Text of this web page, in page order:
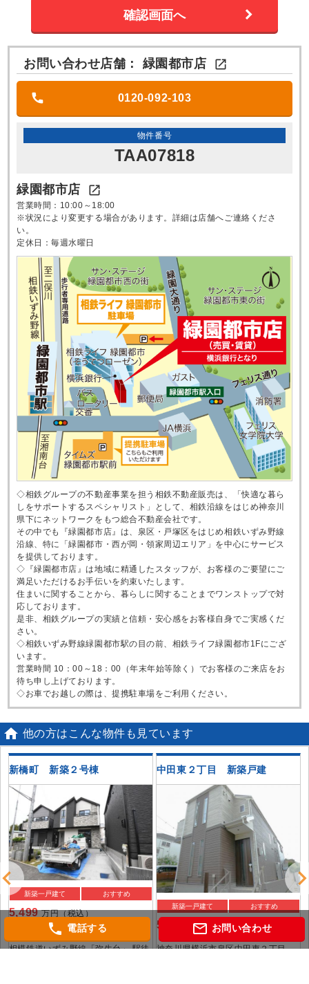
お問い合わせ店舗： 緑園都市店 
0120-092-103
物件番号
TAA07818
緑園都市店 
営業時間：10:00～18:00
※状況により変更する場合があります。詳細は店舗へご連絡くださ
い。
定休日：毎週水曜日
◇相鉄グループの不動産事業を担う相鉄不動産販売は、「快適な暮ら
しをサポートするスペシャリスト」として、相鉄沿線をはじめ神奈川
県下にネットワークをもつ総合不動産会社です。
その中でも『緑園都市店』は、泉区・戸塚区をはじめ相鉄いずみ野線
沿線、特に「緑園都市・西が岡・領家周辺エリア」を中心にサービス
を提供しております。
◇『緑園都市店』は地域に精通したスタッフが、お客様のご要望にご
満足いただけるお手伝いを約束いたします。
住まいに関することから、暮らしに関することまでワンストップで対
応しております。
是非、相鉄グループの実績と信頼・安心感をお客様自身でご実感くだ
さい。
◇相鉄いずみ野線緑園都市駅の目の前、相鉄ライフ緑園都市1Fにござ
います。
営業時間 10：00～18：00（年末年始等除く）でお客様のご来店をお
待ち申し上げております。
◇お車でお越しの際は、提携駐車場をご利用ください。
 他の方はこんな物件も見ています
新橋町 新築２号棟
新築一戸建て おすすめ
5,499万円（税込）
神奈川県横浜市泉区新橋町
相模鉄道いずみ野線「弥生台」 駅徒
中田東２丁目 新築戸建
新築一戸建て おすすめ
5,698 万円
神奈川県横浜市泉区中田東２丁目
phone 電話する mail_outline お問い合わせ